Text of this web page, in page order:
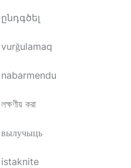
ընդգծել
vurğulamaq
nabarmendu
লক্ষণীয় করা
вылучыць
istaknite